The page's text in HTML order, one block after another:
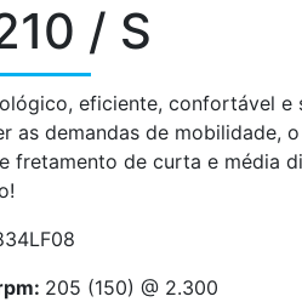
/ S
eficiente, confortável e
as demandas de mobilidade,
fretamento de curta e média
205 (150) @ 2.300